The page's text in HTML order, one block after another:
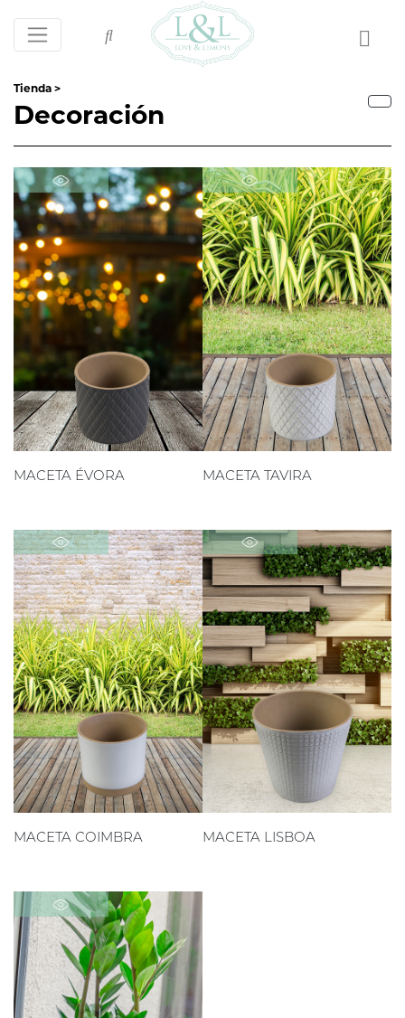
Tienda >
Decoración
MACETA ÉVORA MACETA TAVIRA
MACETA COIMBRA MACETA LISBOA